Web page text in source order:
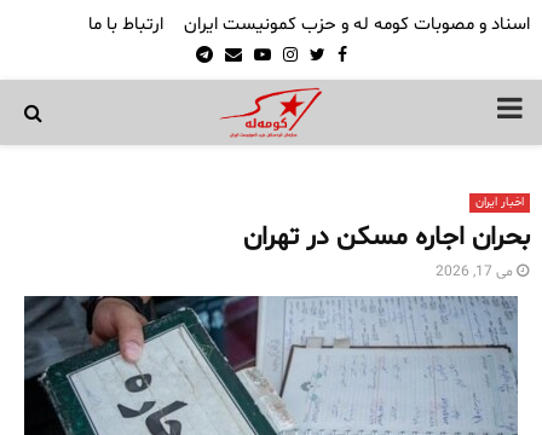
اسناد و مصوبات کومه له و حزب کمونیست ایران ارتباط با ما
Facebook
Twitter
Instagram
Youtube
Email
Telegram
PRIMARY
اخبار ایران
بحران اجاره مسکن در تهران
می 17, 2026